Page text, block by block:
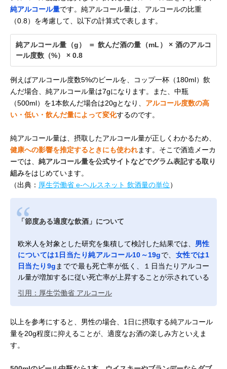
純アルコール量です。純アルコール量は、アルコールの比重
（0.8）を考慮して、以下の計算式で表します。
純アルコール量（g） ＝ 飲んだ酒の量（mL） × 酒のアルコ
ール度数（%） × 0.8
例えばアルコール度数5%のビールを、コップ一杯（180ml）飲
んだ場合、純アルコール量は7gになります。また、中瓶
（500ml）を1本飲んだ場合は20gとなり、 アルコール度数の高
い・低い・飲んだ量によって変化するのです。
純アルコール量は、摂取したアルコール量が正しくわかるため、
健康への影響を推定するときにも使われます。そこで酒造メーカ
ーでは、 純アルコール量を公式サイトなどでグラム表記する取り
組みをはじめています。
（出典： 厚生労働省 e-ヘルスネット 飲酒量の単位）
「節度ある適度な飲酒」について
欧米人を対象とした研究を集積して検討した結果では、 男性
については1日当たり純アルコール10～19gで、 女性では1
日当たり9gまでで最も死亡率が低く、１日当たりアルコー
ル量が増加するに従い死亡率が上昇することが示されている
引用：厚生労働省 アルコール
以上を参考にすると、男性の場合、1日に摂取する純アルコール
量を20g程度に抑えることが、適度なお酒の楽しみ方といえま
す。